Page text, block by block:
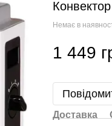
Немає в
1 449
Доставка